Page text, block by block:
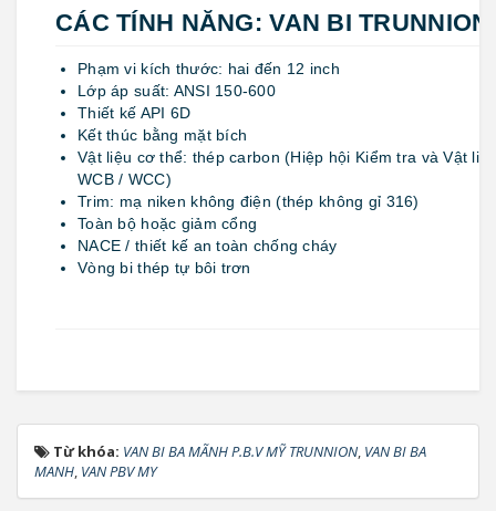
CÁC TÍNH NĂNG: VAN BI
Phạm vi kích thước: hai đến 12 inch
Lớp áp suất: ANSI 150-600
Thiết kế API 6D
Kết thúc bằng mặt bích
Vật liệu cơ thể: thép carbon (Hiệp hội Kiểm tra và Vật
WCB / WCC)
Trim: mạ niken không điện (thép không gỉ 316)
Toàn bộ hoặc giảm cổng
NACE / thiết kế an toàn chống cháy
Vòng bi thép tự bôi trơn
Từ khóa: VAN BI BA MÃNH P.B.V MỸ TRUNNION, VAN BI BA
MANH, VAN PBV MY